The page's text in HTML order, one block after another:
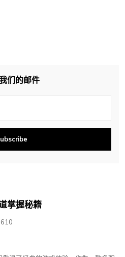
们的邮件
掌握秘籍
610